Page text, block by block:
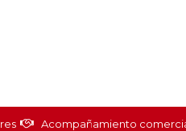
Acompañamiento